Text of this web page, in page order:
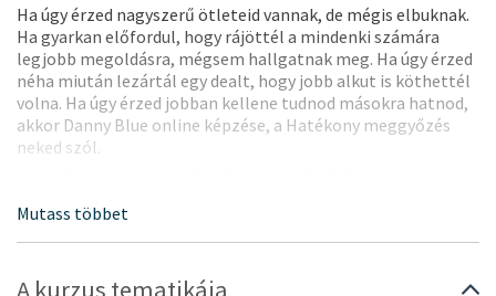
Ha úgy érzed nagyszerű ötleteid vannak, de mégis elbuknak.
Ha gyarkan előfordul, hogy rájöttél a mindenki számára
legjobb megoldásra, mégsem hallgatnak meg. Ha úgy érzed
néha miután lezártál egy dealt, hogy jobb alkut is köthettél
volna. Ha úgy érzed jobban kellene tudnod másokra hatnod,
akkor Danny Blue online képzése, a Hatékony meggyőzés
neked szól.
az ötleteidet vagy termékeidet meggyőzően tudod
megtanulhatod, hogyan vigyél bármely tárgyalást
A kurzus tematikája